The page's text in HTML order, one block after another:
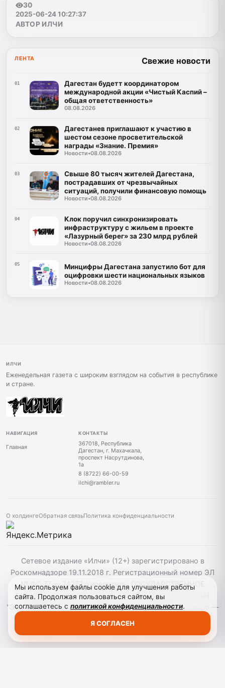
30
2025-06-24 10:27:37
АВТОР ИЛЧИ
ЛЕНТА Свежие новости
01
Дагестан будетт координатором
международной акции «Чистый Каспий –
общая ответственность»
08.08.2026
02
Дагестанев приглашают к участию в
шестом сезоне просветительской
награды «Знание. Премия»
Новости•08.08.2026
03
Свыше 80 тысяч жителей Дагестана,
пострадавших от чрезвычайных
ситуаций, получили финансовую помощь
Новости•08.08.2026
04
Клок поручил синхронизировать
инфраструктуру с жильем в проекте
«Лазурный берег» за 230 млрд рублей
Новости•08.08.2026
05
Минцифры Дагестана запустило бот для
оцифровки шести национальных языков
Новости•08.08.2026
ИЛЧИ
Еженедельная газета с широким взглядом на события в республике
и стране.
НАВИГАЦИЯ
Главная
КОНТАКТЫ
367018, Республика
Дагестан, г. Махачкала,
проспект Насрутдинова,
1а
8 (8722) 66-00-59
ilchi@rambler.ru
О холдингеОбратная связьПолитика конфиденциальности
Сетевое издание «Илчи» (12+) зарегистрировано в
Роскомнадзоре 19.11.2018 г. Регистрационный номер ЭЛ
№ ФС 77 — 74277. Учредитель: ГОСУДАРСТВЕННОЕ
БЮДЖЕТНОЕ УЧРЕЖДЕНИЕ РЕСПУБЛИКИ ДАГЕСТАН
"ЭТНОМЕДИАХОЛДИНГ "ДАГЕСТАН". Главный редактор —
Мы используем файлы cookie для улучшения работы
сайта. Продолжая пользоваться сайтом, вы
соглашаетесь с политикой конфиденциальности.
Я СОГЛАСЕН